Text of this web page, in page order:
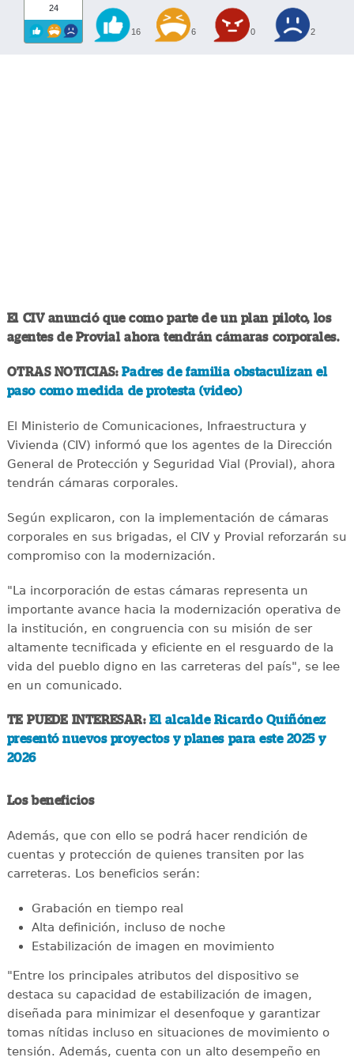
24
16 6 0 2
El CIV anunció que como parte de un plan piloto, los
agentes de Provial ahora tendrán cámaras corporales.
OTRAS NOTICIAS: Padres de familia obstaculizan el
paso como medida de protesta (video)
El Ministerio de Comunicaciones, Infraestructura y
Vivienda (CIV) informó que los agentes de la Dirección
General de Protección y Seguridad Vial (Provial), ahora
tendrán cámaras corporales.
Según explicaron, con la implementación de cámaras
corporales en sus brigadas, el CIV y Provial reforzarán su
compromiso con la modernización.
"La incorporación de estas cámaras representa un
importante avance hacia la modernización operativa de
la institución, en congruencia con su misión de ser
altamente tecnificada y eficiente en el resguardo de la
vida del pueblo digno en las carreteras del país", se lee
en un comunicado.
TE PUEDE INTERESAR:El alcalde Ricardo Quiñónez
presentó nuevos proyectos y planes para este 2025 y
2026
Los beneficios
Además, que con ello se podrá hacer rendición de
cuentas y protección de quienes transiten por las
carreteras. Los beneficios serán:
Grabación en tiempo real
Alta definición, incluso de noche
Estabilización de imagen en movimiento
"Entre los principales atributos del dispositivo se
destaca su capacidad de estabilización de imagen,
diseñada para minimizar el desenfoque y garantizar
tomas nítidas incluso en situaciones de movimiento o
tensión. Además, cuenta con un alto desempeño en